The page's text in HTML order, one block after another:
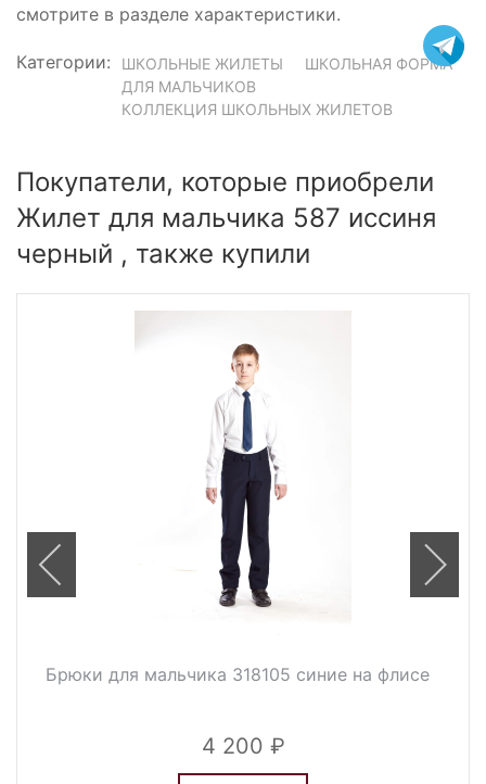
смотрите в разделе характеристики.
Категории: ШКОЛЬНЫЕ ЖИЛЕТЫ
ШКОЛЬНАЯ ФОРМА
ДЛЯ МАЛЬЧИКОВ
КОЛЛЕКЦИЯ ШКОЛЬНЫХ ЖИЛЕТОВ
Покупатели, которые приобрели
Жилет для мальчика 587 иссиня
черный , также купили
Брюки для мальчика 318105 синие на флисе
4 200